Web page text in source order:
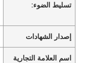
تسليط الضوء:
إصدار الشهادات
اسم العلامة التجارية